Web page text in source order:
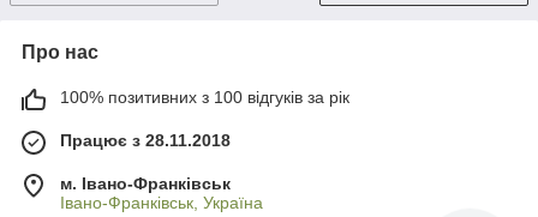
Про нас
100% позитивних з 100 відгуків за рік
Працює з 28.11.2018
м. Івано-Франківськ
Івано-Франківськ, Україна